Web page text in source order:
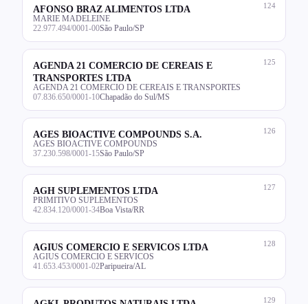
124
AFONSO BRAZ ALIMENTOS LTDA
MARIE MADELEINE
22.977.494/0001-00São Paulo/SP
125
AGENDA 21 COMERCIO DE CEREAIS E
TRANSPORTES LTDA
AGENDA 21 COMERCIO DE CEREAIS E TRANSPORTES
07.836.650/0001-10Chapadão do Sul/MS
126
AGES BIOACTIVE COMPOUNDS S.A.
AGES BIOACTIVE COMPOUNDS
37.230.598/0001-15São Paulo/SP
127
AGH SUPLEMENTOS LTDA
PRIMITIVO SUPLEMENTOS
42.834.120/0001-34Boa Vista/RR
128
AGIUS COMERCIO E SERVICOS LTDA
AGIUS COMERCIO E SERVICOS
41.653.453/0001-02Paripueira/AL
129